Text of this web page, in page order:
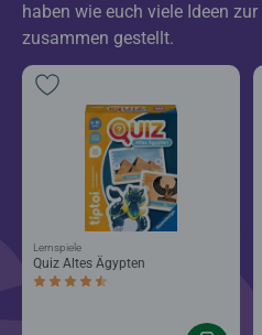
haben wie euch viele Ideen
zusammen gestellt.
Quiz Altes Ägypten
Durchschnittliche Bewertung 4.4 von 5
Lernspiele